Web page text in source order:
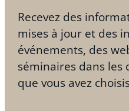
Recevez des
mises à jour et des
événements, des
séminaires dans
que vous avez